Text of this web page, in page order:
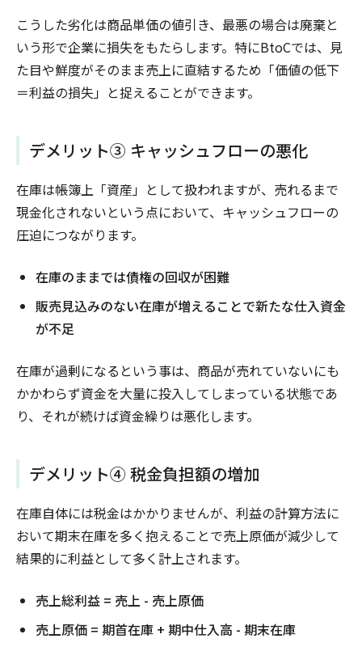
こうした劣化は商品単価の値引き、最悪の場合は廃棄と
いう形で企業に損失をもたらします。特にBtoCでは、見
た目や鮮度がそのまま売上に直結するため「価値の低下
＝利益の損失」と捉えることができます。
デメリット③ キャッシュフローの悪化
在庫は帳簿上「資産」として扱われますが、売れるまで
現金化されないという点において、キャッシュフローの
圧迫につながります。
在庫のままでは債権の回収が困難
販売見込みのない在庫が増えることで新たな仕入資金
が不足
在庫が過剰になるという事は、商品が売れていないにも
かかわらず資金を大量に投入してしまっている状態であ
り、それが続けば資金繰りは悪化します。
デメリット④ 税金負担額の増加
在庫自体には税金はかかりませんが、利益の計算方法に
おいて期末在庫を多く抱えることで売上原価が減少して
結果的に利益として多く計上されます。
売上総利益 = 売上 - 売上原価
売上原価 = 期首在庫 + 期中仕入高 - 期末在庫